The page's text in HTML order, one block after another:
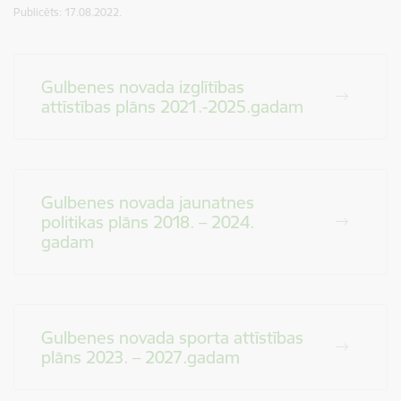
Publicēts: 17.08.2022.
Gulbenes novada izglītības
attīstības plāns 2021.-2025.gadam
Gulbenes novada jaunatnes
politikas plāns 2018. – 2024.
gadam
Gulbenes novada sporta attīstības
plāns 2023. – 2027.gadam